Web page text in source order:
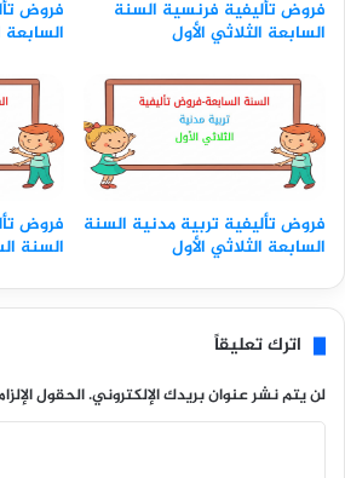
فروض تأليفية فرنسية السنة
السابعة الثلاثي الأول
فروض
السابعة
فروض تأليفية تربية مدنية السنة
السابعة الثلاثي الأول
فروض
السنة
اترك تعليقاً
لن يتم نشر عنوان بريدك الإلكتروني.الحقول